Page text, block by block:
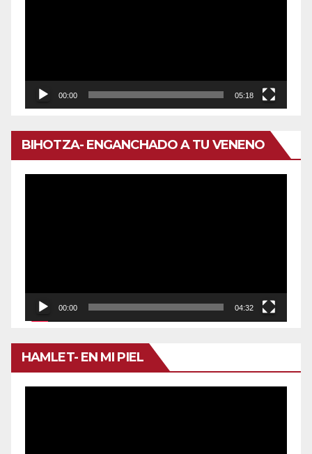
00:00 05:18
BIHOTZA- ENGANCHADO A TU VENENO
00:00 04:32
HAMLET- EN MI PIEL